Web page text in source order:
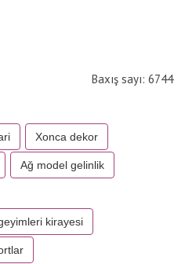
Baxış sayı: 6744
Xonca dekor
Ağ model gelinlik
kirayesi